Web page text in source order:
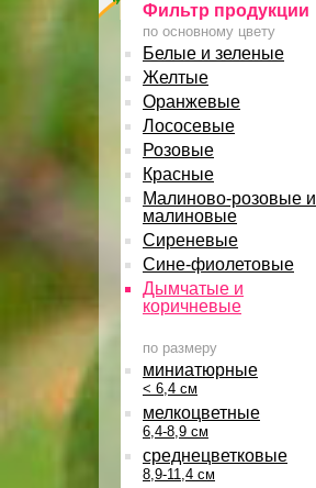
Фильтр продукции
по основному цвету
Белые и зеленые
Желтые
Оранжевые
Лососевые
Розовые
Красные
Малиново-розовые и
малиновые
Сиреневые
Сине-фиолетовые
Дымчатые и
коричневые
по размеру
миниатюрные
< 6,4 см
мелкоцветные
6,4-8,9 см
среднецветковые
8,9-11,4 см